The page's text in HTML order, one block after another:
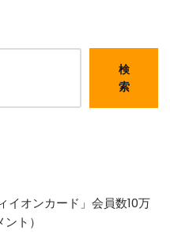
検
索
イオンカード」会員数10万
ト）